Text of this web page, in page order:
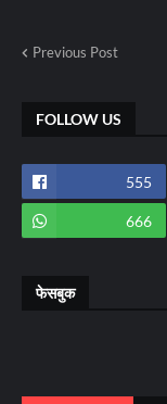
Previous Post
FOLLOW US
555
666
फेसबुक